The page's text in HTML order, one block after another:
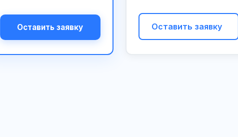
Оставить заявку Оставить заявку